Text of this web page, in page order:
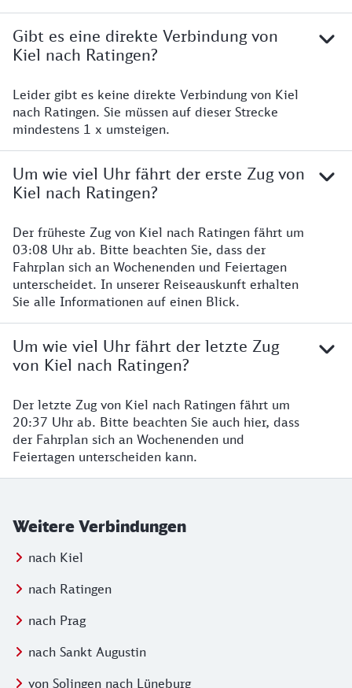
Gibt es eine direkte Verbindung von
Kiel nach Ratingen?
Leider gibt es keine direkte Verbindung von Kiel
nach Ratingen. Sie müssen auf dieser Strecke
mindestens 1 x umsteigen.
Um wie viel Uhr fährt der erste Zug von
Kiel nach Ratingen?
Der früheste Zug von Kiel nach Ratingen fährt um
03:08 Uhr ab. Bitte beachten Sie, dass der
Fahrplan sich an Wochenenden und Feiertagen
unterscheidet. In unserer Reiseauskunft erhalten
Sie alle Informationen auf einen Blick.
Um wie viel Uhr fährt der letzte Zug
von Kiel nach Ratingen?
Der letzte Zug von Kiel nach Ratingen fährt um
20:37 Uhr ab. Bitte beachten Sie auch hier, dass
der Fahrplan sich an Wochenenden und
Feiertagen unterscheiden kann.
Weitere Verbindungen
nach Kiel
nach Ratingen
nach Prag
nach Sankt Augustin
von Solingen nach Lüneburg